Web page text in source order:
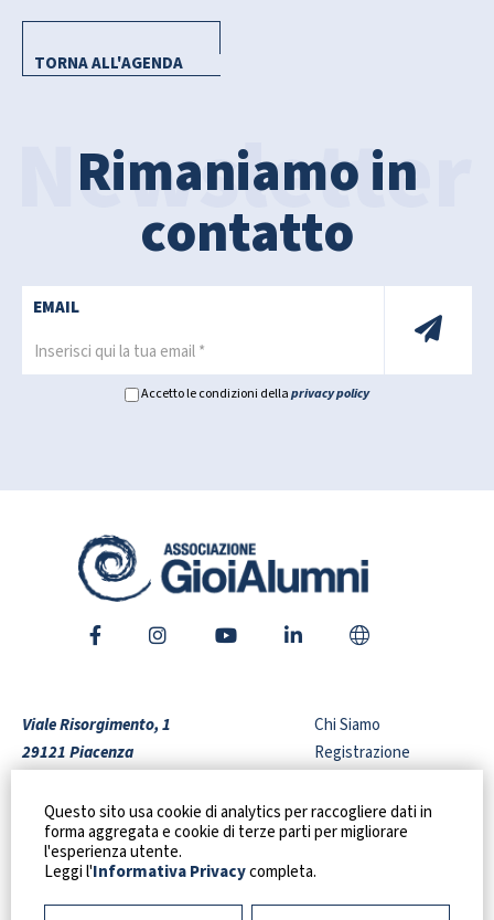
Questo sito usa cookie di analytics per raccogliere dati in
forma aggregata e cookie di terze parti per migliorare
l'esperienza utente.
Leggi l'Informativa Privacycompleta.
TORNA ALL'AGENDA
Rimaniamo in
contatto
EMAIL
Accetto le condizioni dellaprivacy policy
Viale Risorgimento, 1
29121 Piacenza
Codice Fiscale:91128910337
+39 0523 306209
Chi Siamo
Registrazione
Video Interviste
Agenda